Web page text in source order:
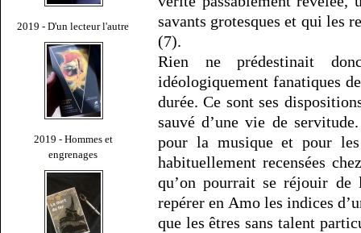
2019 - D'un lecteur l'autre
2019 - Hommes et
engrenages
savants grotesques et qui les
(7).
Rien ne prédestinait
idéologiquement fanatiques
durée. Ce sont ses
sauvé d’une vie de
pour la musique et pour
habituellement recensées
qu’on pourrait se réjouir
repérer en Amo les indices
que les êtres sans talent